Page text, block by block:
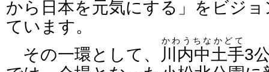
から日本を元気にする」をビジ
ています。
その一環として、
川内中土手
かわうちなかどて
3